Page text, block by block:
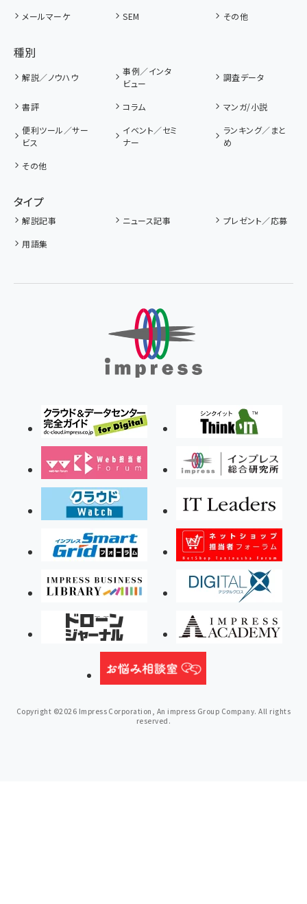
メールマーケ
SEM その他
種別
解説／ノウハウ
事例／インタ
ビュー
調査データ
書評 コラム
マンガ/小説
便利ツール／サー
ビス
イベント／セミ
ナー
ランキング／まと
め
その他
タイプ
解説記事 ニュース記事
プレゼント／応募
用語集
Copyright ©2026 Impress Corporation, An impress Group Company. All rights
reserved.